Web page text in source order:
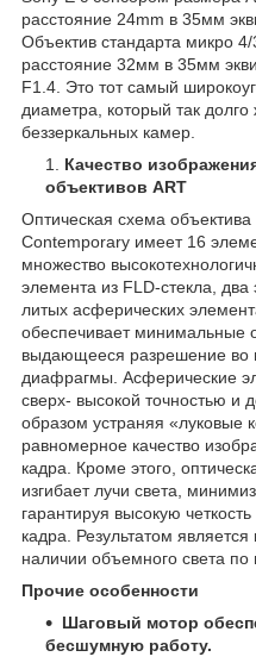
расстояние 24mm в 35мм
Объектив стандарта микро
расстояние 32мм в 35мм
F1.4. Это тот самый
диаметра, который так
беззеркальных камер.
Качество
объективов ART
Оптическая схема
Contemporary имеет 16
множество
элемента из FLD-стекла,
литых асферических
обеспечивает минимальные
выдающееся разрешение во
диафрагмы. Асферические
сверх- высокой точностью и
образом устраняя «луковые
равномерное качество
кадра. Кроме этого,
изгибает лучи света,
гарантируя высокую
кадра. Результатом
наличии объемного света по
Прочие особенности
Шаговый мотор
бесшумную работу.